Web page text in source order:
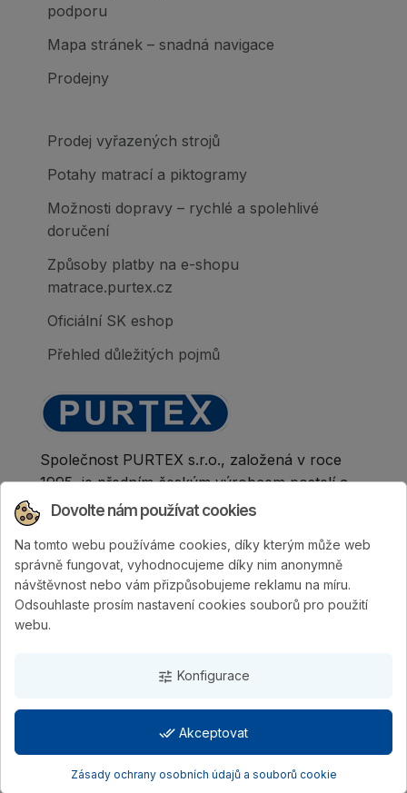
podporu
Mapa stránek – snadná navigace
Prodejny
Prodej vyřazených strojů
Potahy matrací a piktogramy
Možnosti dopravy – rychlé a spolehlivé
doručení
Způsoby platby na e-shopu
matrace.purtex.cz
Oficiální SK eshop
Přehled důležitých pojmů
Společnost PURTEX s.r.o., založená v roce
1995, je předním českým výrobcem postelí a
klinicky hodnocených matrací.
| Vytvořila digitální agentura
Dovolte nám používat cookies
Na tomto webu používáme cookies, díky kterým může web
správně fungovat, vyhodnocujeme díky nim anonymně
návštěvnost nebo vám přizpůsobujeme reklamu na míru.
Odsouhlaste prosím nastavení cookies souborů pro použití
webu.
tune Konfigurace
done_all Akceptovat
Zásady ochrany osobních údajů a souborů cookie